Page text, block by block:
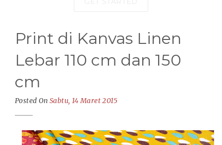
Print di Kanvas Linen
Lebar 110 cm dan 150
cm
Posted OnSabtu, 14 Maret 2015